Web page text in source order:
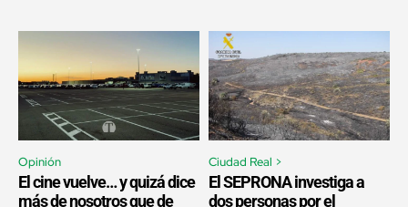
Opinión
El cine vuelve… y quizá dice
más de nosotros que de
Ciudad Real >
El SEPRONA investiga a
dos personas por el